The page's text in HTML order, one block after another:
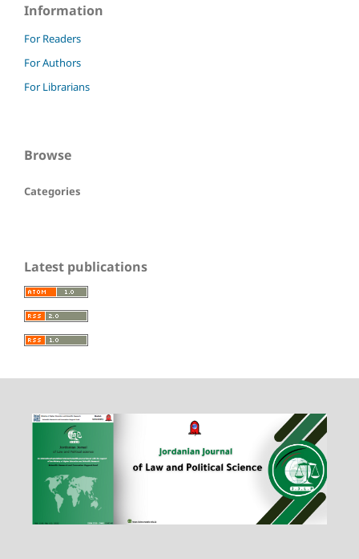
Information
For Readers
For Authors
For Librarians
Browse
Categories
Latest publications